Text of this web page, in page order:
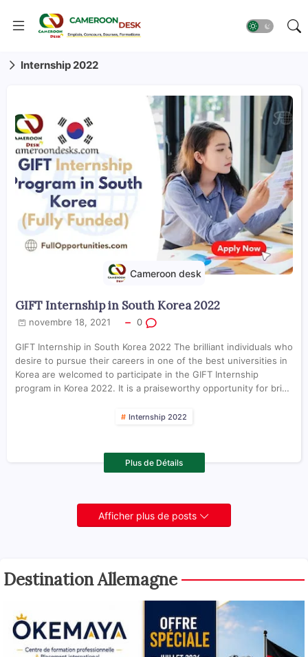
Internship 2022
GIFT Internship in South Korea 2022
novembre 18, 2021 0
GIFT Internship in South Korea 2022 The brilliant individuals who
desire to pursue their careers in one of the best universities in
Korea are welcomed to participate in the GIFT Internship
program in Korea 2022. It is a praiseworthy opportunity for bri…
Internship 2022
Cameroon desk
Plus de Détails
Afficher plus de posts
Destination Allemagne